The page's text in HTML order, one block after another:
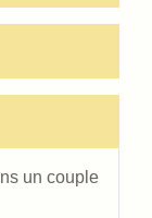
un couple